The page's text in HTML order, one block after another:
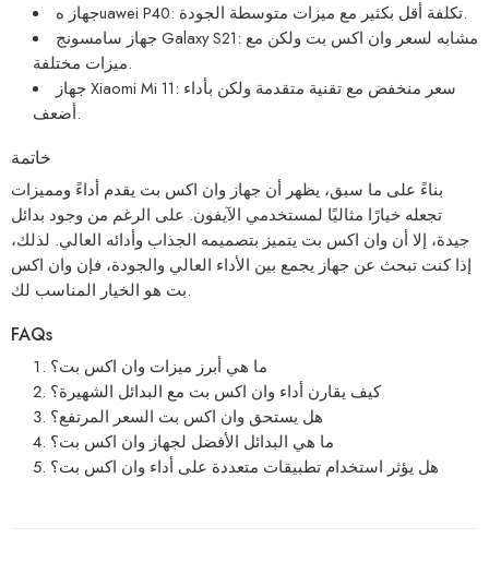
جهاز هuawei P40: تكلفة أقل بكثير مع ميزات متوسطة الجودة.
جهاز سامسونج Galaxy S21: مشابه لسعر وان اكس بت ولكن مع
ميزات مختلفة.
جهاز Xiaomi Mi 11: سعر منخفض مع تقنية متقدمة ولكن بأداء
أضعف.
خاتمة
بناءً على ما سبق، يظهر أن جهاز وان اكس بت يقدم أداءً ومميزات
تجعله خيارًا مثاليًا لمستخدمي الآيفون. على الرغم من وجود بدائل
جيدة، إلا أن وان اكس بت يتميز بتصميمه الجذاب وأدائه العالي. لذلك،
إذا كنت تبحث عن جهاز يجمع بين الأداء العالي والجودة، فإن وان اكس
بت هو الخيار المناسب لك.
FAQs
ما هي أبرز ميزات وان اكس بت؟
كيف يقارن أداء وان اكس بت مع البدائل الشهيرة؟
هل يستحق وان اكس بت السعر المرتفع؟
ما هي البدائل الأفضل لجهاز وان اكس بت؟
هل يؤثر استخدام تطبيقات متعددة على أداء وان اكس بت؟